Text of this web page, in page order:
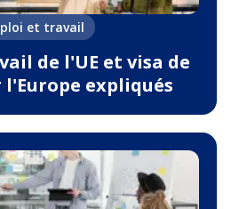
et travail
de l'UE et visa de
expliqués